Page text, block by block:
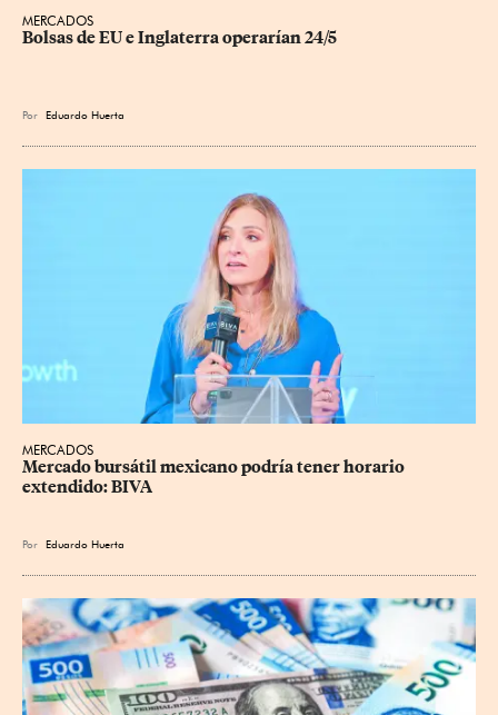
MERCADOS
Bolsas de EU e Inglaterra operarían 24/5
Por Eduardo Huerta
MERCADOS
Mercado bursátil mexicano podría tener horario
extendido: BIVA
Por Eduardo Huerta